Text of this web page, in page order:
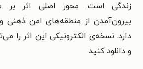
زندگی است. محور اصلی اثر بر
بیرون‌آمدن از منطقه‌های امن ذهنی و
دارد. نسخه‌ی الکترونیکی این اثر را
و دانلود کنید.